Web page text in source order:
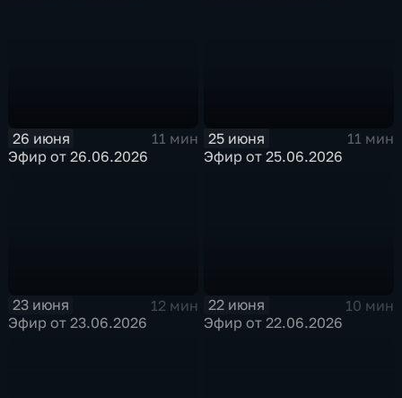
26 июня
11 мин
Эфир от 26.06.2026
25 июня
11 мин
Эфир от 25.06.2026
23 июня
12 мин
Эфир от 23.06.2026
22 июня
10 мин
Эфир от 22.06.2026